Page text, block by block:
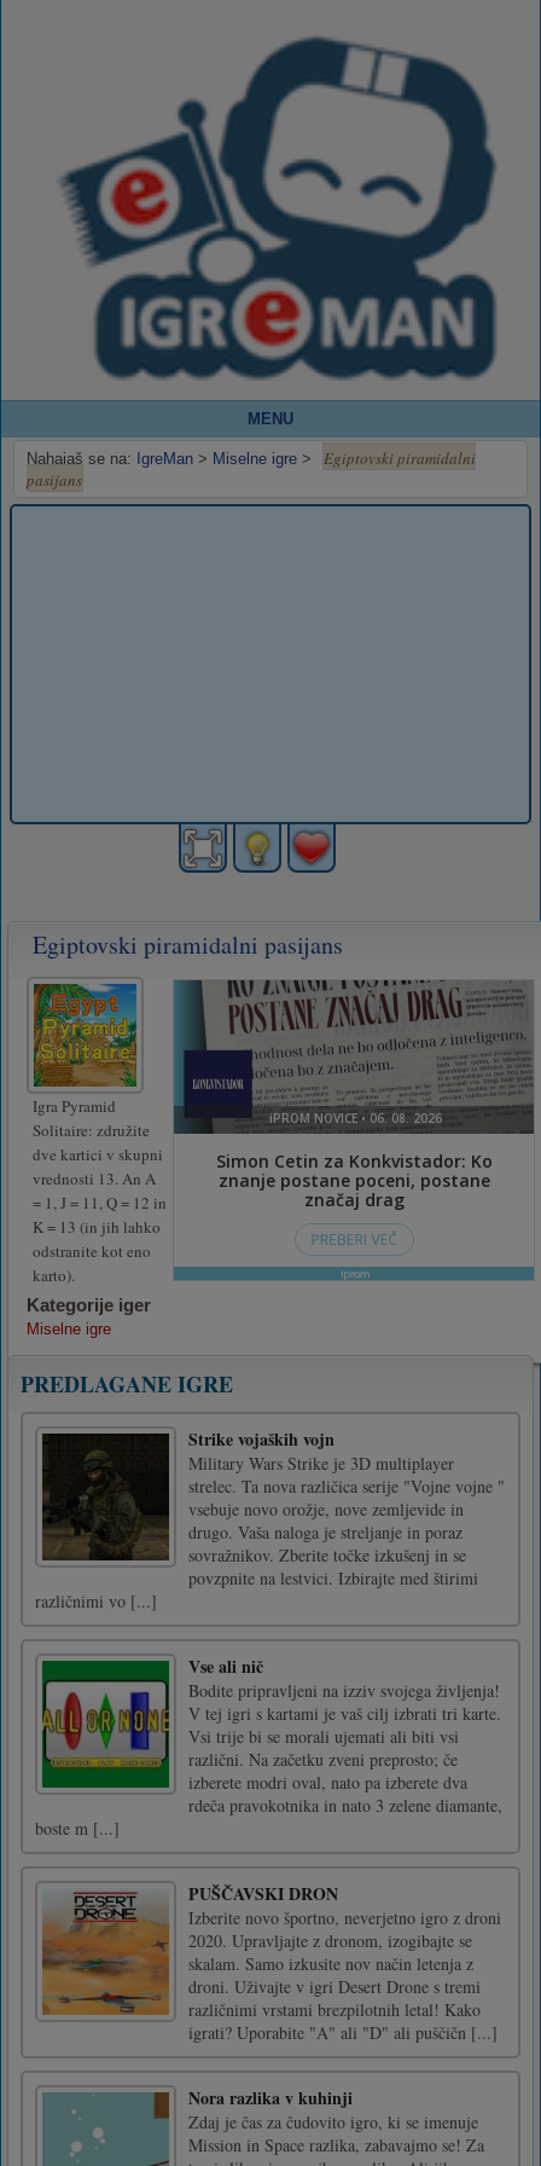
MENU
Nahajaš se na: IgreMan > Miselne igre >
Egiptovski piramidalni
pasijans
Egiptovski piramidalni pasijans
Igra Pyramid
Solitaire: združite
dve kartici v skupni
vrednosti 13. An A
= 1, J = 11, Q = 12 in
K = 13 (in jih lahko
odstranite kot eno
karto).
Kategorije iger
Miselne igre
PREDLAGANE IGRE
Strike vojaških vojn
Military Wars Strike je 3D multiplayer
strelec. Ta nova različica serije "Vojne vojne "
vsebuje novo orožje, nove zemljevide in
drugo. Vaša naloga je streljanje in poraz
sovražnikov. Zberite točke izkušenj in se
povzpnite na lestvici. Izbirajte med štirimi
različnimi vo [...]
Vse ali nič
Bodite pripravljeni na izziv svojega življenja!
V tej igri s kartami je vaš cilj izbrati tri karte.
Vsi trije bi se morali ujemati ali biti vsi
različni. Na začetku zveni preprosto; če
izberete modri oval, nato pa izberete dva
rdeča pravokotnika in nato 3 zelene diamante,
boste m [...]
PUŠČAVSKI DRON
Izberite novo športno, neverjetno igro z droni
2020. Upravljajte z dronom, izogibajte se
skalam. Samo izkusite nov način letenja z
droni. Uživajte v igri Desert Drone s tremi
različnimi vrstami brezpilotnih letal! Kako
igrati? Uporabite "A" ali "D" ali puščičn [...]
Nora razlika v kuhinji
Zdaj je čas za čudovito igro, ki se imenuje
Mission in Space razlika, zabavajmo se! Za